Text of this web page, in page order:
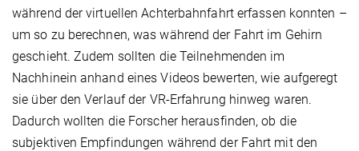
während der virtuellen Achterbahnfahrt erfassen konnten –
um so zu berechnen, was während der Fahrt im Gehirn
geschieht. Zudem sollten die Teilnehmenden im
Nachhinein anhand eines Videos bewerten, wie aufgeregt
sie über den Verlauf der VR-Erfahrung hinweg waren.
Dadurch wollten die Forscher herausfinden, ob die
subjektiven Empfindungen während der Fahrt mit den